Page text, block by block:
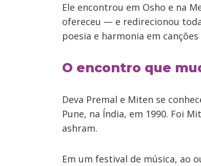
Ele encontrou em Osho e na
ofereceu — e redirecionou
poesia e harmonia em
O encontro que
Deva Premal e Miten se
Pune, na Índia, em 1990. Foi
ashram.
Em um festival de música, ao